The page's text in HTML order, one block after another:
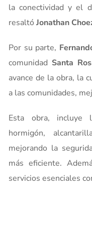
la conectividad y el
resaltóJonathan
Por su parte,
comunidad Santa
avance de la obra, la
a las comunidades,
Esta obra, incluye
hormigón,
mejorando la
más eficiente.
servicios esenciales